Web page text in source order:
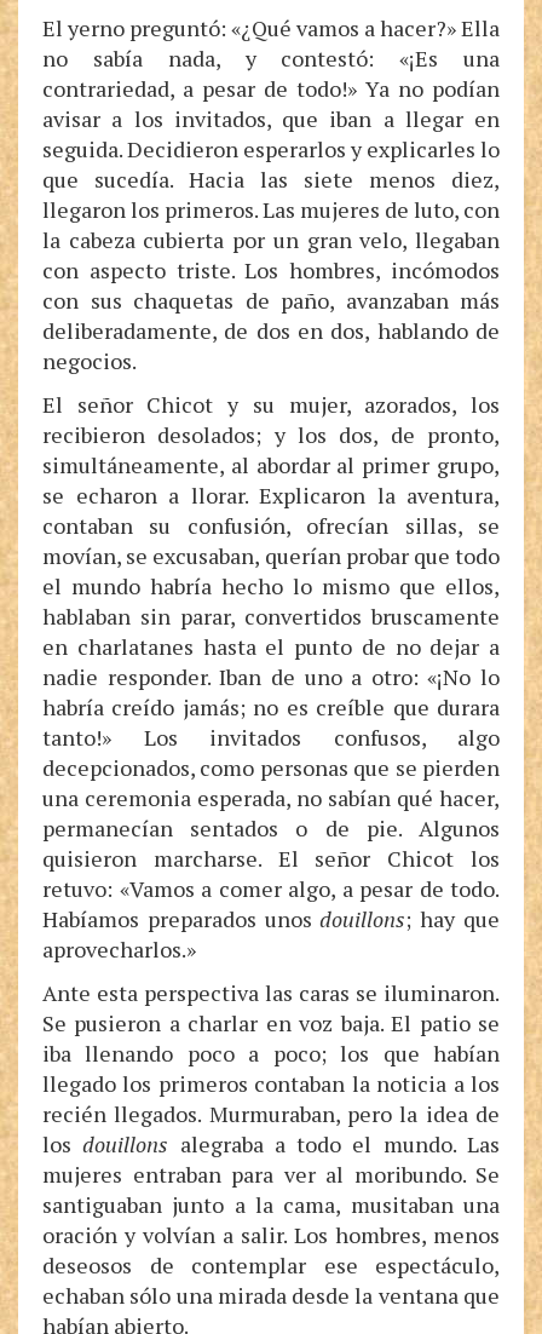
El yerno preguntó: «¿Qué vamos a hacer?» Ella
no sabía nada, y contestó: «¡Es una
contrariedad, a pesar de todo!» Ya no podían
avisar a los invitados, que iban a llegar en
seguida. Decidieron esperarlos y explicarles lo
que sucedía. Hacia las siete menos diez,
llegaron los primeros. Las mujeres de luto, con
la cabeza cubierta por un gran velo, llegaban
con aspecto triste. Los hombres, incómodos
con sus chaquetas de paño, avanzaban más
deliberadamente, de dos en dos, hablando de
negocios.
El señor Chicot y su mujer, azorados, los
recibieron desolados; y los dos, de pronto,
simultáneamente, al abordar al primer grupo,
se echaron a llorar. Explicaron la aventura,
contaban su confusión, ofrecían sillas, se
movían, se excusaban, querían probar que todo
el mundo habría hecho lo mismo que ellos,
hablaban sin parar, convertidos bruscamente
en charlatanes hasta el punto de no dejar a
nadie responder. Iban de uno a otro: «¡No lo
habría creído jamás; no es creíble que durara
tanto!» Los invitados confusos, algo
decepcionados, como personas que se pierden
una ceremonia esperada, no sabían qué hacer,
permanecían sentados o de pie. Algunos
quisieron marcharse. El señor Chicot los
retuvo: «Vamos a comer algo, a pesar de todo.
Habíamos preparados unosdouillons; hay que
aprovecharlos.»
Ante esta perspectiva las caras se iluminaron.
Se pusieron a charlar en voz baja. El patio se
iba llenando poco a poco; los que habían
llegado los primeros contaban la noticia a los
recién llegados. Murmuraban, pero la idea de
losdouillons alegraba a todo el mundo. Las
mujeres entraban para ver al moribundo. Se
santiguaban junto a la cama, musitaban una
oración y volvían a salir. Los hombres, menos
deseosos de contemplar ese espectáculo,
echaban sólo una mirada desde la ventana que
habían abierto.